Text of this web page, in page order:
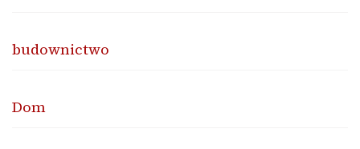
budownictwo
Dom